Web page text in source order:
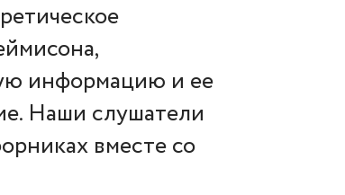
информацию и ее
Наши слушатели
вместе со